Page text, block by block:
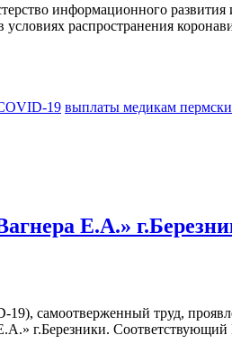
информационного развития
распространения
19 выплаты медикам
Е.А.»
самоотверженный труд,
г.Березники.